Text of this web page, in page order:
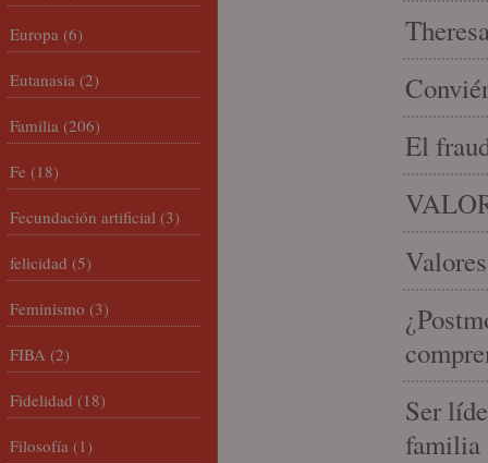
El
Ser
familia
Europa (6)
Eutanasia (2)
Familia (206)
Fe (18)
Fecundación artificial (3)
felicidad (5)
Feminismo (3)
FIBA (2)
Fidelidad (18)
Filosofía (1)